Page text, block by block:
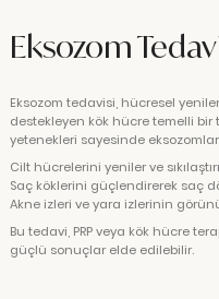
Eksozom
Eksozom tedavisi, hücresel
destekleyen kök hücre temelli bir
yetenekleri sayesinde
Cilt hücrelerini yeniler ve
Saç köklerini güçlendirerek saç
Akne izleri ve yara izlerinin
Bu tedavi, PRP veya kök hücre
güçlü sonuçlar elde edilebilir.